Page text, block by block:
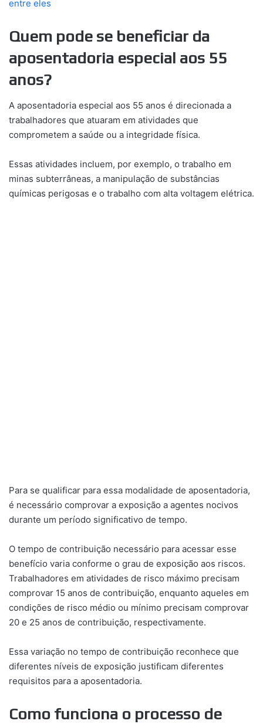
entre eles
Quem pode se beneficiar da
aposentadoria especial aos 55
anos?
A aposentadoria especial aos 55 anos é direcionada a
trabalhadores que atuaram em atividades que
comprometem a saúde ou a integridade física.
Essas atividades incluem, por exemplo, o trabalho em
minas subterrâneas, a manipulação de substâncias
químicas perigosas e o trabalho com alta voltagem elétrica.
Para se qualificar para essa modalidade de aposentadoria,
é necessário comprovar a exposição a agentes nocivos
durante um período significativo de tempo.
O tempo de contribuição necessário para acessar esse
benefício varia conforme o grau de exposição aos riscos.
Trabalhadores em atividades de risco máximo precisam
comprovar 15 anos de contribuição, enquanto aqueles em
condições de risco médio ou mínimo precisam comprovar
20 e 25 anos de contribuição, respectivamente.
Essa variação no tempo de contribuição reconhece que
diferentes níveis de exposição justificam diferentes
requisitos para a aposentadoria.
Como funciona o processo de